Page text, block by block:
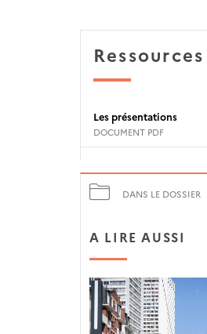
Ressources
Les présentations
DOCUMENT PDF
DANS LE DOSSIER
A LIRE AUSSI